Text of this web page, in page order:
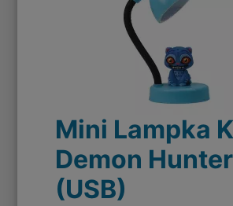
Mini Lampka
Demon
(USB)